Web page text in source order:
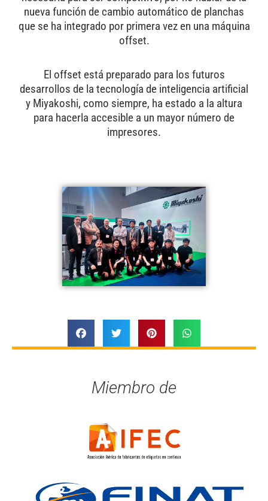
nueva función de cambio automático de planchas
que se ha integrado por primera vez en una máquina
offset.
El offset está preparado para los futuros
desarrollos de la tecnología de inteligencia artificial
y Miyakoshi, como siempre, ha estado a la altura
para hacerla accesible a un mayor número de
impresores.
Miembro de